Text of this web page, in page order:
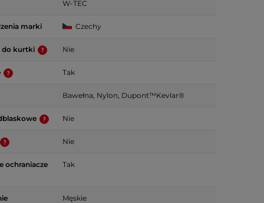
W-TEC
marki Czechy
do kurtki Nie
Tak
Bawełna, Nylon, Dupont™Kevlar®
Nie
Nie
ochraniacze Tak
Męskie